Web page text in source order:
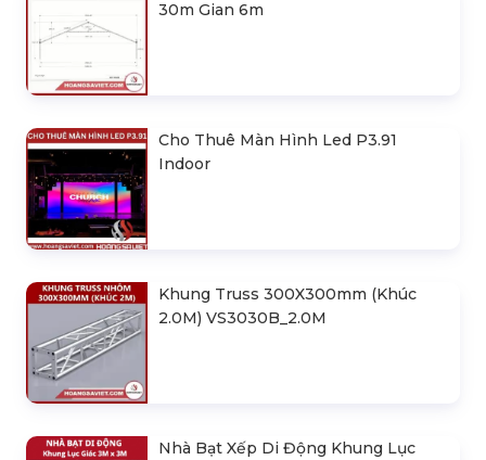
30m Gian 6m
Cho Thuê Màn Hình Led P3.91
Indoor
Khung Truss 300X300mm (Khúc
2.0M) VS3030B_2.0M
Nhà Bạt Xếp Di Động Khung Lục